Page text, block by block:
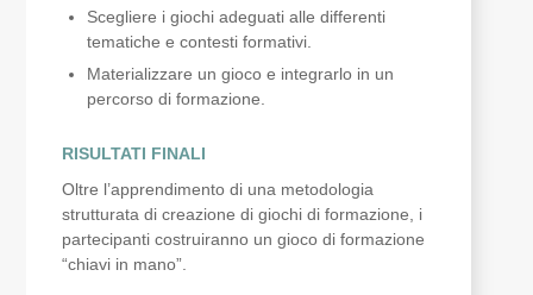
Scegliere i giochi adeguati alle differenti
tematiche e contesti formativi.
Materializzare un gioco e integrarlo in un
percorso di formazione.
RISULTATI FINALI
Oltre l’apprendimento di una metodologia
strutturata di creazione di giochi di formazione, i
partecipanti costruiranno un gioco di formazione
“chiavi in mano”.